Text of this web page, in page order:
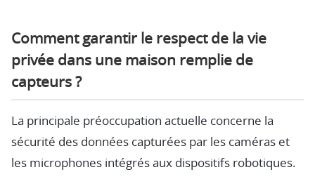
Comment garantir le respect de la vie
privée dans une maison remplie de
capteurs ?
La principale préoccupation actuelle concerne la
sécurité des données capturées par les caméras et
les microphones intégrés aux dispositifs robotiques.